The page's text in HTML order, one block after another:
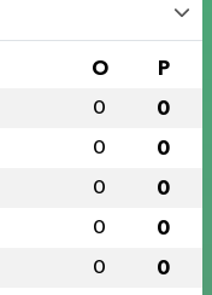
O P
0 0
0 0
0 0
0 0
0 0